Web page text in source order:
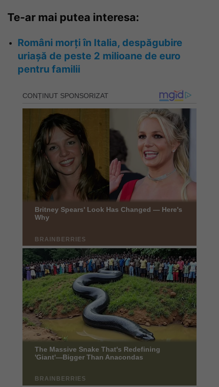
Te-ar mai putea interesa:
Români morți în Italia, despăgubire
uriașă de peste 2 milioane de euro
pentru familii